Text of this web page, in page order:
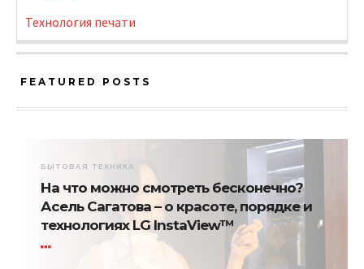
Технология печати
FEATURED POSTS
БЫТОВАЯ ТЕХНИКА
На что можно смотреть бесконечно?
Асель Сагатова – о красоте, порядке и
технологиях LG InstaView™